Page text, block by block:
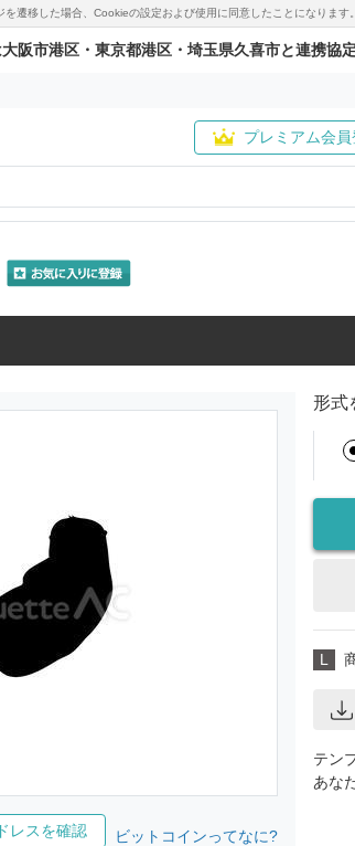
遷移した場合、Cookieの設定および使用に同意したことになりま
阪市港区・東京都港区・埼玉県久喜市と連携協
プレミアム会
レスを確認 ビットコインってなに?
形式
L
テン
あな